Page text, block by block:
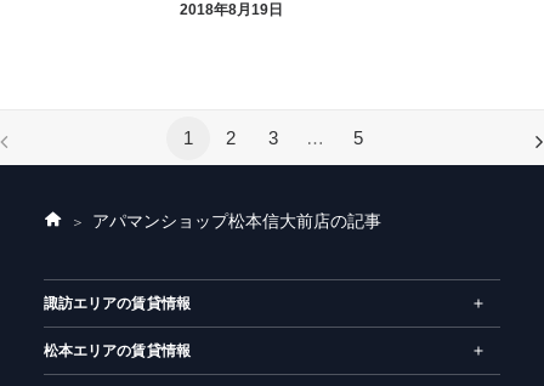
2018年8月19日
1 2 3 … 5
ホ
アパマンショップ松本信大前店の記事
諏訪エリアの賃貸情報
松本エリアの賃貸情報